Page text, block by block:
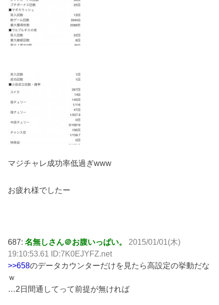
マジチャレ成功率低過ぎwww
お疲れ様でしたー
687:名無しさん＠お腹いっぱい。
2015/01/01(木)
19:10:53.61 ID:7K0EJYFZ.net
>>658のデータカウンターだけを見たら高設定の挙動だな
ｗ
…2日間通してって前提が無ければ